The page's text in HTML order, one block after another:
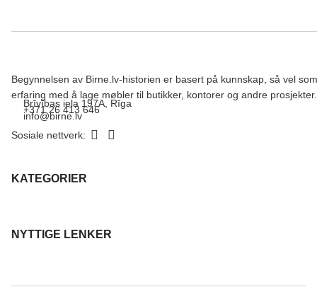
Begynnelsen av Birne.lv-historien er basert på kunnskap, så vel som
erfaring med å lage møbler til butikker, kontorer og andre prosjekter.
Brīvības iela 197A, Rīga
+371 26 413 646
info@birne.lv
Sosiale nettverk:
KATEGORIER
NYTTIGE LENKER